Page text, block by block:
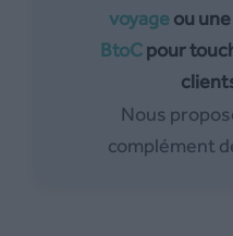
voyageou une
BtoCpour
Nous
complément